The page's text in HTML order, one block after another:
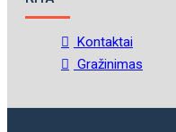
Kontaktai
Gražinimas